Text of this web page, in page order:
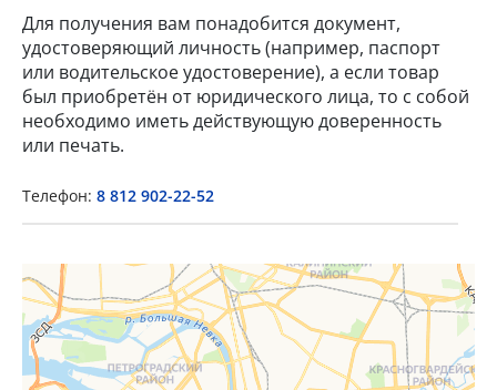
Для получения вам понадобится документ,
удостоверяющий личность (например, паспорт
или водительское удостоверение), а если товар
был приобретён от юридического лица, то с собой
необходимо иметь действующую доверенность
или печать.
Телефон: 8 812 902-22-52
Popup Title
Popup Content